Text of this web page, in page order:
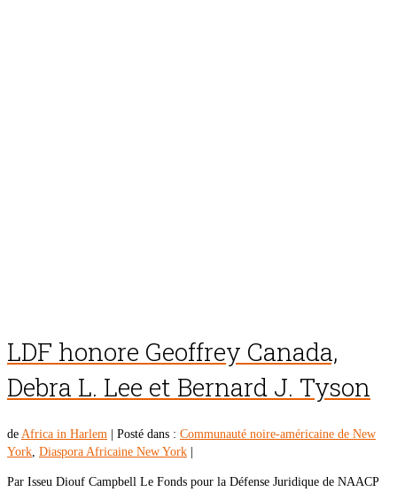
LDF honore Geoffrey Canada,
Debra L. Lee et Bernard J. Tyson
de Africa in Harlem Posté dans : Communauté noire-américaine de New
York, Diaspora Africaine New York
Par Isseu Diouf Campbell Le Fonds pour la Défense Juridique de NAACP